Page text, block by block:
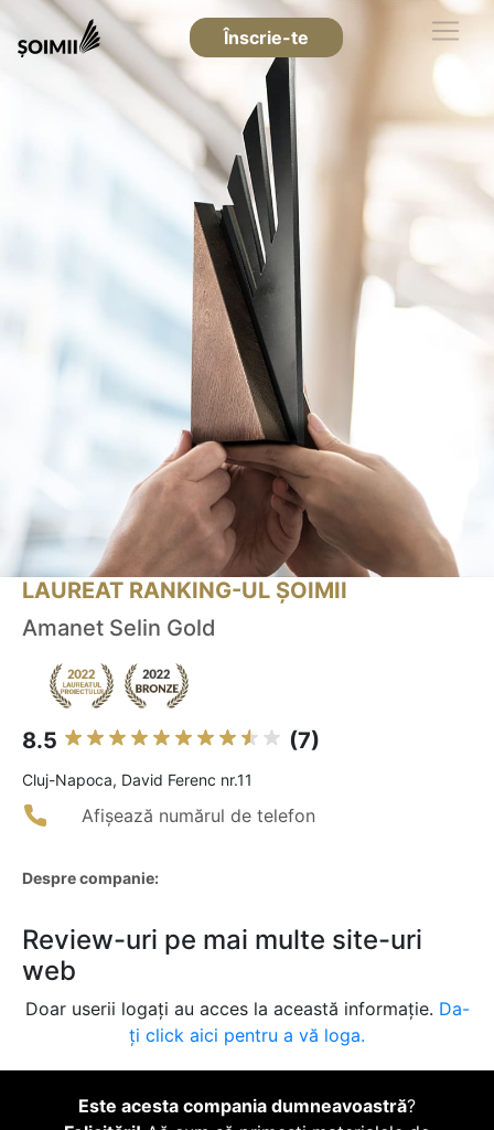
Înscrie-te
LAUREAT RANKING-UL ȘOIMII
Amanet Selin Gold
8.5 (7)
Cluj-Napoca, David Ferenc nr.11
Afișează numărul de telefon
Despre companie:
Review-uri pe mai multe site-uri
web
Doar userii logați au acces la această informație. Da-
ți click aici pentru a vă loga.
Este acesta compania dumneavoastră?